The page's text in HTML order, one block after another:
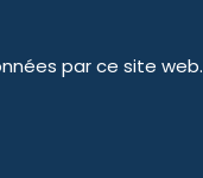
par ce site web.